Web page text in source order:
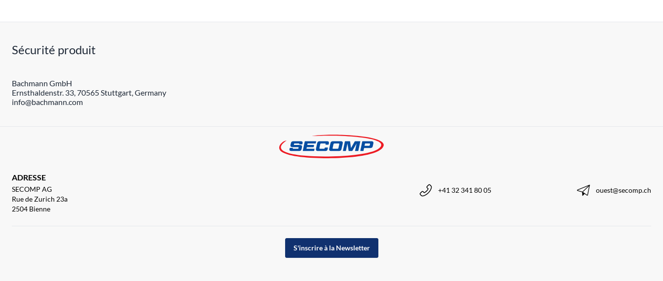
Sécurité produit
Bachmann GmbH
Ernsthaldenstr. 33, 70565 Stuttgart, Germany
info@bachmann.com
ADRESSE
SECOMP AG
Rue de Zurich 23a
2504 Bienne
+41 32 341 80 05 ouest@secomp.ch
S'inscrire à la Newsletter